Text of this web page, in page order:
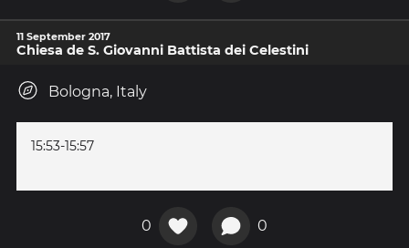
11 September 2017
Chiesa de S. Giovanni Battista dei Celestini
Bologna, Italy
15:53-15:57
0 0